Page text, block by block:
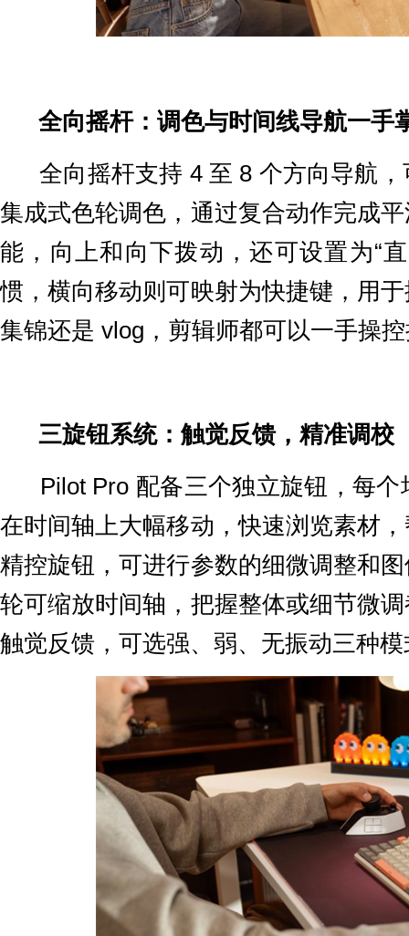
全向摇杆：调色与时间线导航一手
全向摇杆支持 4 至 8 个方向导航，
集成式色轮调色，通过复合动作完成
能，向上和向下拨动，还可设置为“
惯，横向移动则可映射为快捷键，用
集锦还是 vlog，剪辑师都可以一手操
三旋钮系统：触觉反馈，精准调校
Pilot Pro 配备三个独立旋钮，每个
在时间轴上大幅移动，快速浏览素材
精控旋钮，可进行参数的细微调整和
轮可缩放时间轴，把握整体或细节微
触觉反馈，可选强、弱、无振动三种